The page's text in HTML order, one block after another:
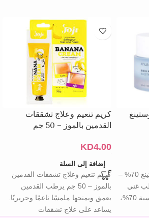
كريم بيرش موستشر بوستينغ 70% –
غني
بمستخلص شجرة البتولا بنسبة 70%،
كريم تنعيم وعلاج تشققات
القدمين بالموز – 50 جم
KD4.00
إضافة إلى السلة
كريم تنعيم وعلاج تشققات القدمين
بالموز – 50 جم يرطب القدمين
بعمق ويمنحها ملمسًا ناعمًا وحريريًا.
يساعد على علاج تشققات